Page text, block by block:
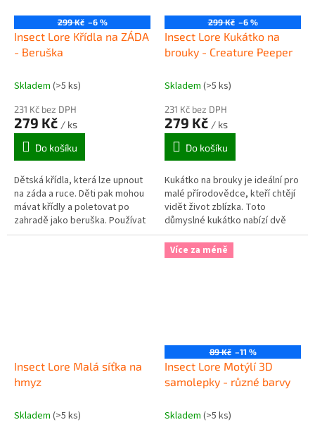
299 Kč –6 %
Insect Lore Křídla na ZÁDA
- Beruška
Skladem (>5 ks)
231 Kč bez DPH
279 Kč / ks
Do košíku
Dětská křídla, která lze upnout
na záda a ruce. Děti pak mohou
mávat křídly a poletovat po
zahradě jako beruška. Používat
lze doma, na zahradních
299 Kč –6 %
Insect Lore Kukátko na
brouky - Creature Peeper
Skladem (>5 ks)
231 Kč bez DPH
279 Kč / ks
Do košíku
Kukátko na brouky je ideální pro
malé přírodovědce, kteří chtějí
vidět život zblízka. Toto
důmyslné kukátko nabízí dvě
lupy s trojnásobným zvětšením.
Po umístění brouka dovnitř...
Insect Lore Malá síťka na
hmyz
Skladem (>5 ks)
Více za méně
89 Kč –11 %
Insect Lore Motýlí 3D
samolepky - různé barvy
Skladem (>5 ks)